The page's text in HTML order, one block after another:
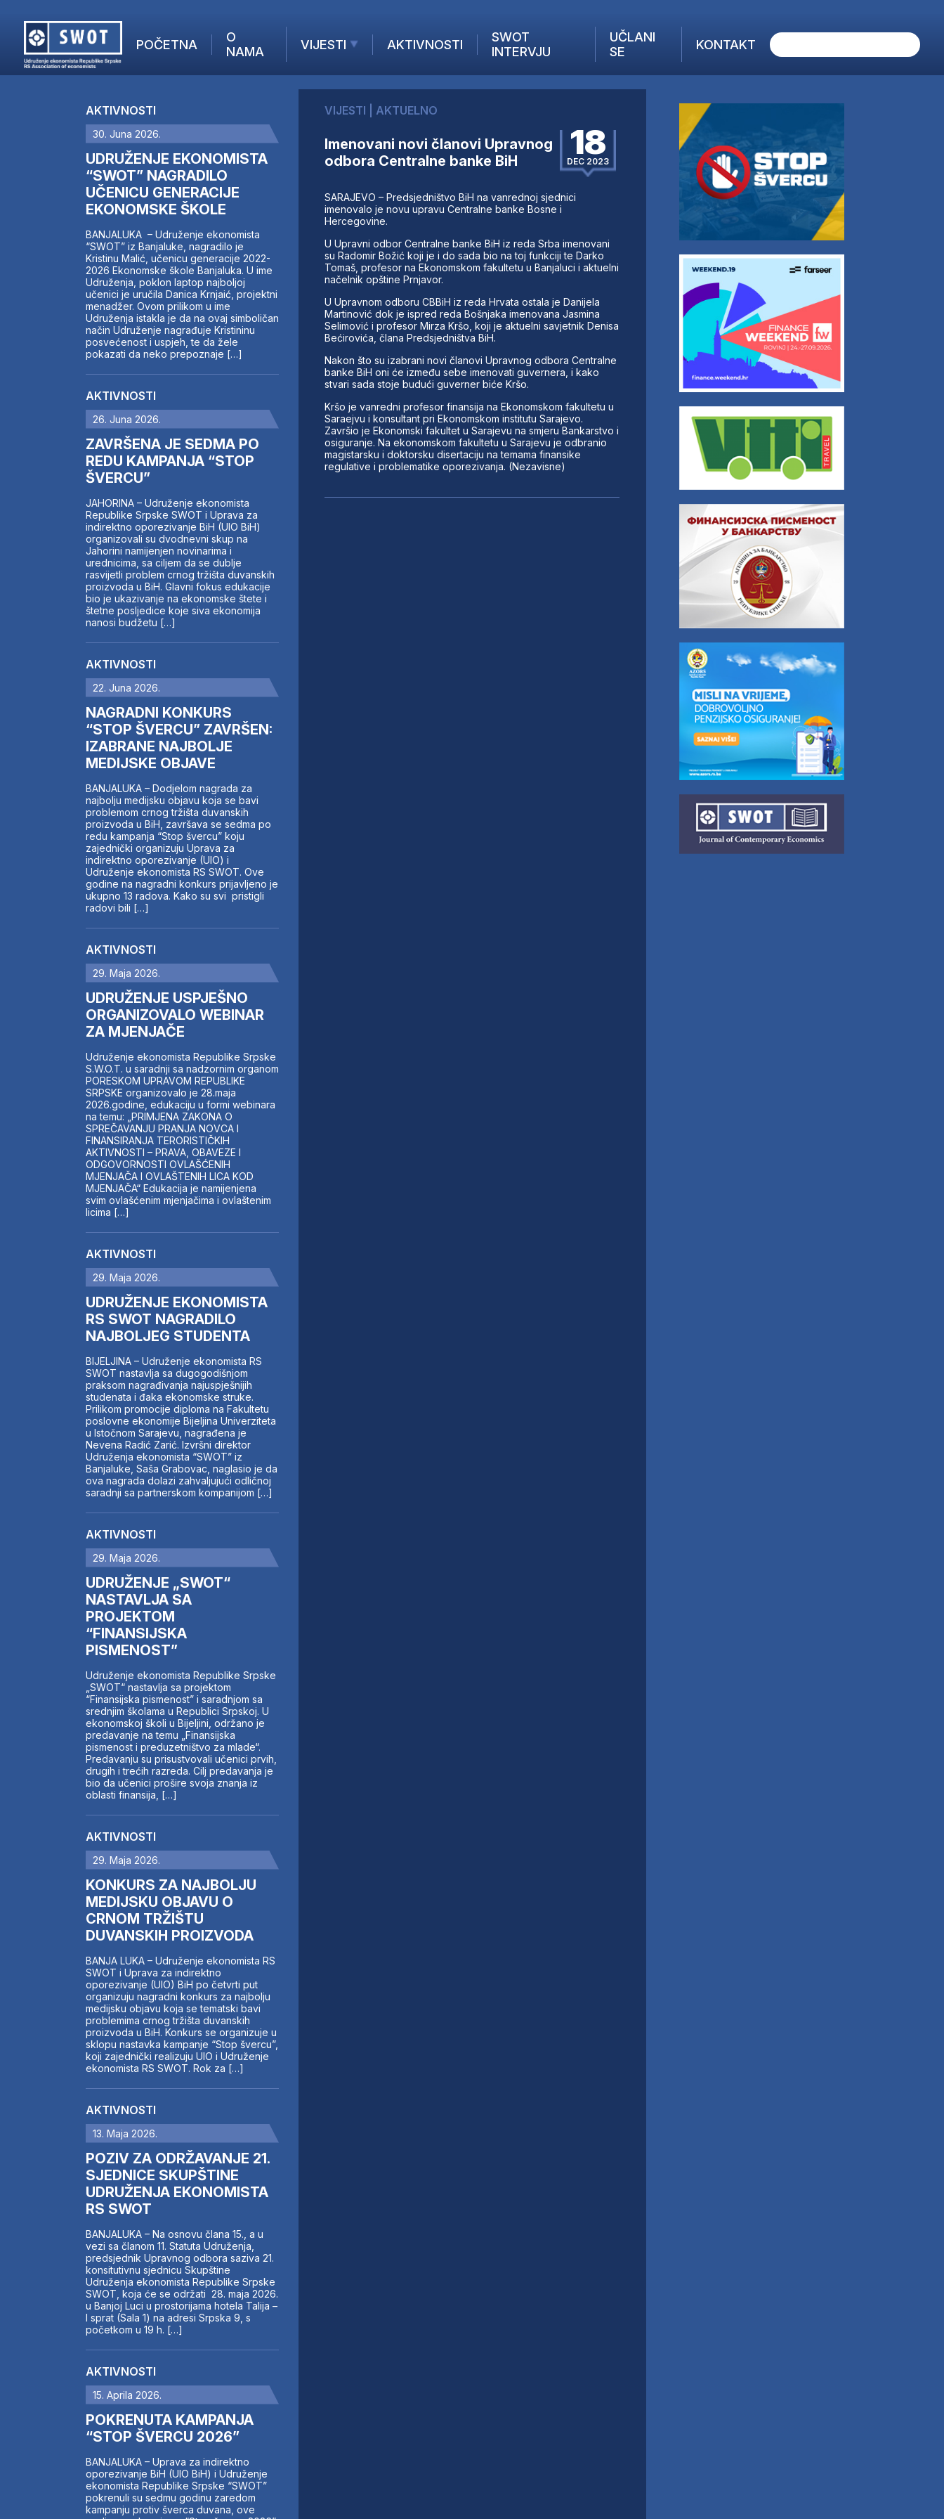
POČETNA
O
NAMA
VIJESTI
AKTUELNO
KOMPANIJE
FINANSIJE
IZ STRANIH MEDIJA
AKTIVNOSTI
SWOT
INTERVJU
UČLANI
SE
KONTAKT
AKTUELNO
ANALIZE
KOMPANIJE
FINANSIJE
IZ STRANIH MEDIJA
AKTIVNOSTI
SWOT INTERVJU
UČLANI SE
KONTAKT
AKTIVNOSTI
30. Juna 2026.
UDRUŽENJE EKONOMISTA
“SWOT” NAGRADILO
UČENICU GENERACIJE
EKONOMSKE ŠKOLE
BANJALUKA – Udruženje ekonomista
“SWOT” iz Banjaluke, nagradilo je
Kristinu Malić, učenicu generacije 2022-
2026 Ekonomske škole Banjaluka. U ime
Udruženja, poklon laptop najboljoj
učenici je uručila Danica Krnjaić, projektni
menadžer. Ovom prilikom u ime
Udruženja istakla je da na ovaj simboličan
način Udruženje nagrađuje Kristininu
posvećenost i uspjeh, te da žele
pokazati da neko prepoznaje […]
AKTIVNOSTI
26. Juna 2026.
ZAVRŠENA JE SEDMA PO
REDU KAMPANJA “STOP
ŠVERCU”
JAHORINA – Udruženje ekonomista
Republike Srpske SWOT i Uprava za
indirektno oporezivanje BiH (UIO BiH)
organizovali su dvodnevni skup na
Jahorini namijenjen novinarima i
urednicima, sa ciljem da se dublje
rasvijetli problem crnog tržišta duvanskih
proizvoda u BiH. Glavni fokus edukacije
bio je ukazivanje na ekonomske štete i
štetne posljedice koje siva ekonomija
nanosi budžetu […]
AKTIVNOSTI
22. Juna 2026.
NAGRADNI KONKURS
“STOP ŠVERCU” ZAVRŠEN:
IZABRANE NAJBOLJE
MEDIJSKE OBJAVE
BANJALUKA – Dodjelom nagrada za
najbolju medijsku objavu koja se bavi
problemom crnog tržišta duvanskih
proizvoda u BiH, završava se sedma po
redu kampanja “Stop švercu” koju
zajednički organizuju Uprava za
indirektno oporezivanje (UIO) i
Udruženje ekonomista RS SWOT. Ove
godine na nagradni konkurs prijavljeno je
ukupno 13 radova. Kako su svi pristigli
radovi bili […]
AKTIVNOSTI
29. Maja 2026.
UDRUŽENJE USPJEŠNO
ORGANIZOVALO WEBINAR
ZA MJENJAČE
Udruženje ekonomista Republike Srpske
S.W.O.T. u saradnji sa nadzornim organom
PORESKOM UPRAVOM REPUBLIKE
SRPSKE organizovalo je 28.maja
2026.godine, edukaciju u formi webinara
na temu: „PRIMJENA ZAKONA O
SPREČAVANJU PRANJA NOVCA I
FINANSIRANJA TERORISTIČKIH
AKTIVNOSTI – PRAVA, OBAVEZE I
ODGOVORNOSTI OVLAŠĆENIH
MJENJAČA I OVLAŠTENIH LICA KOD
MJENJAČA“ Edukacija je namijenjena
svim ovlašćenim mjenjačima i ovlaštenim
licima […]
AKTIVNOSTI
29. Maja 2026.
UDRUŽENJE EKONOMISTA
RS SWOT NAGRADILO
NAJBOLJEG STUDENTA
BIJELJINA – Udruženje ekonomista RS
SWOT nastavlja sa dugogodišnjom
praksom nagrađivanja najuspješnijih
studenata i đaka ekonomske struke.
Prilikom promocije diploma na Fakultetu
poslovne ekonomije Bijeljina Univerziteta
u Istočnom Sarajevu, nagrađena je
Nevena Radić Zarić. Izvršni direktor
Udruženja ekonomista “SWOT” iz
Banjaluke, Saša Grabovac, naglasio je da
ova nagrada dolazi zahvaljujući odličnoj
saradnji sa partnerskom kompanijom […]
AKTIVNOSTI
29. Maja 2026.
UDRUŽENJE „SWOT“
NASTAVLJA SA
PROJEKTOM
“FINANSIJSKA
PISMENOST”
Udruženje ekonomista Republike Srpske
„SWOT“ nastavlja sa projektom
“Finansijska pismenost” i saradnjom sa
srednjim školama u Republici Srpskoj. U
ekonomskoj školi u Bijeljini, održano je
predavanje na temu „Finansijska
pismenost i preduzetništvo za mlade“.
Predavanju su prisustvovali učenici prvih,
drugih i trećih razreda. Cilj predavanja je
bio da učenici prošire svoja znanja iz
oblasti finansija, […]
AKTIVNOSTI
29. Maja 2026.
KONKURS ZA NAJBOLJU
MEDIJSKU OBJAVU O
CRNOM TRŽIŠTU
DUVANSKIH PROIZVODA
BANJA LUKA – Udruženje ekonomista RS
SWOT i Uprava za indirektno
oporezivanje (UIO) BiH po četvrti put
organizuju nagradni konkurs za najbolju
medijsku objavu koja se tematski bavi
problemima crnog tržišta duvanskih
proizvoda u BiH. Konkurs se organizuje u
sklopu nastavka kampanje “Stop švercu”,
koji zajednički realizuju UIO i Udruženje
ekonomista RS SWOT. Rok za […]
AKTIVNOSTI
13. Maja 2026.
POZIV ZA ODRŽAVANJE 21.
SJEDNICE SKUPŠTINE
UDRUŽENJA EKONOMISTA
RS SWOT
BANJALUKA – Na osnovu člana 15., a u
vezi sa članom 11. Statuta Udruženja,
predsjednik Upravnog odbora saziva 21.
konsitutivnu sjednicu Skupštine
Udruženja ekonomista Republike Srpske
SWOT, koja će se održati 28. maja 2026.
u Banjoj Luci u prostorijama hotela Talija –
I sprat (Sala 1) na adresi Srpska 9, s
početkom u 19 h. […]
AKTIVNOSTI
15. Aprila 2026.
POKRENUTA KAMPANJA
“STOP ŠVERCU 2026”
BANJALUKA – Uprava za indirektno
oporezivanje BiH (UIO BiH) i Udruženje
ekonomista Republike Srpske “SWOT”
pokrenuli su sedmu godinu zaredom
kampanju protiv šverca duvana, ove
VIJESTI AKTUELNO
Imenovani novi članovi Upravnog
odbora Centralne banke BiH
18
DEC 2023
SARAJEVO – Predsjedništvo BiH na vanrednoj sjednici
imenovalo je novu upravu Centralne banke Bosne i
Hercegovine.
U Upravni odbor Centralne banke BiH iz reda Srba imenovani
su Radomir Božić koji je i do sada bio na toj funkciji te Darko
Tomaš, profesor na Ekonomskom fakultetu u Banjaluci i aktuelni
načelnik opštine Prnjavor.
U Upravnom odboru CBBiH iz reda Hrvata ostala je Danijela
Martinović dok je ispred reda Bošnjaka imenovana Jasmina
Selimović i profesor Mirza Kršo, koji je aktuelni savjetnik Denisa
Bećirovića, člana Predsjedništva BiH.
Nakon što su izabrani novi članovi Upravnog odbora Centralne
banke BiH oni će između sebe imenovati guvernera, i kako
stvari sada stoje budući guverner biće Kršo.
Kršo je vanredni profesor finansija na Ekonomskom fakultetu u
Saraejvu i konsultant pri Ekonomskom institutu Sarajevo.
Završio je Ekonomski fakultet u Sarajevu na smjeru Bankarstvo i
osiguranje. Na ekonomskom fakultetu u Sarajevu je odbranio
magistarsku i doktorsku disertaciju na temama finansike
regulative i problematike oporezivanja. (Nezavisne)